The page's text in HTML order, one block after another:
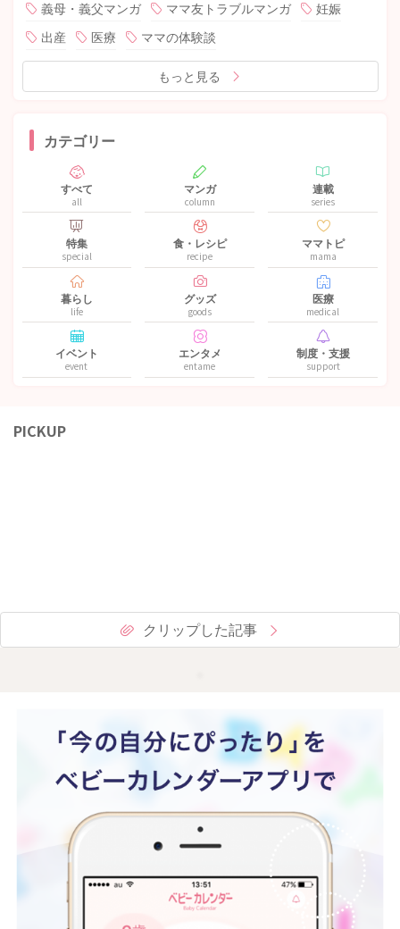
義母・義父マンガ ママ友トラブルマンガ
妊娠
出産
医療 ママの体験談
もっと見る
カテゴリー
すべて
all
マンガ
column
連載
series
特集
special
食・レシピ
recipe
ママトピ
mama
暮らし
life
グッズ
goods
医療
medical
イベント
event
エンタメ
entame
制度・支援
support
PICKUP
クリップした記事